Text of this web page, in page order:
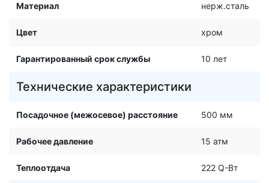
Материал нерж.сталь
Цвет хром
Гарантированный срок службы 10 лет
Технические характеристики
Посадочное (межосевое) расстояние 500 мм
Рабочее давление 15 атм
Теплоотдача 222 Q-Вт